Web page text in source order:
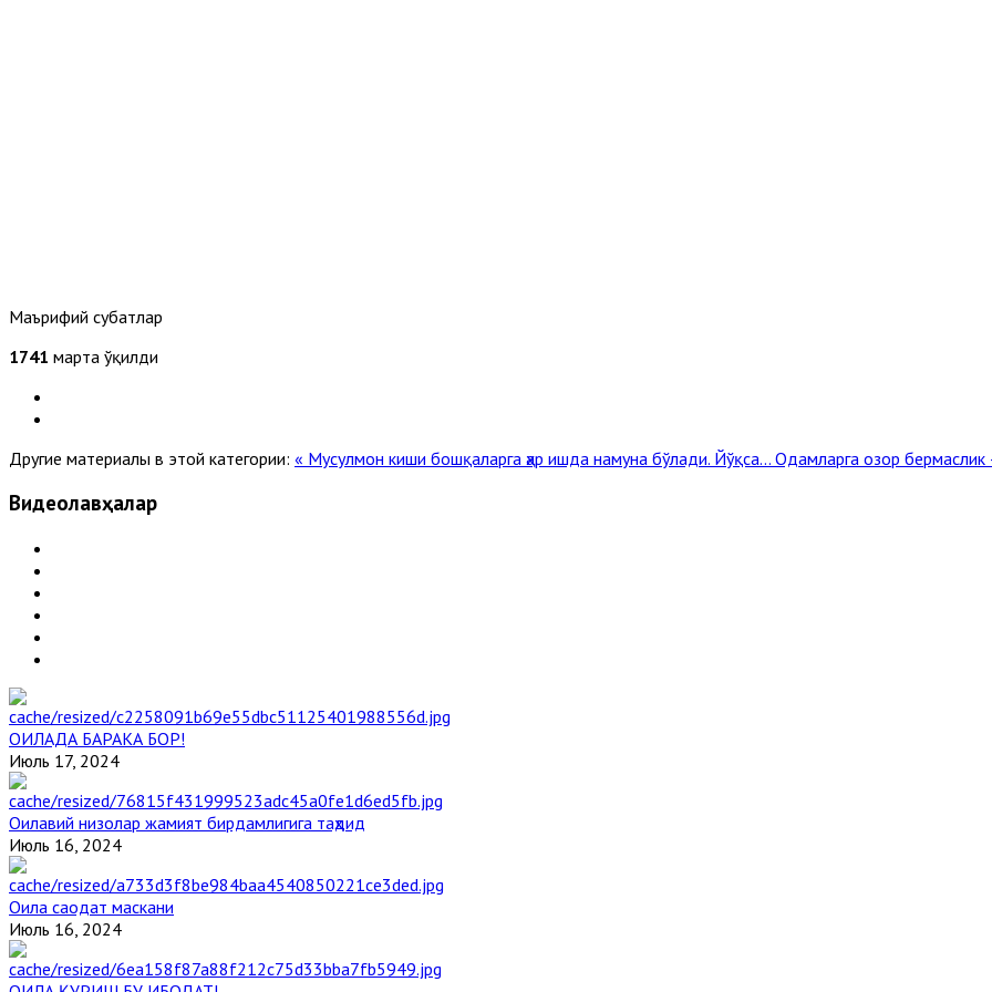
Маърифий суҳбатлар
1741 марта ўқилди
Другие материалы в этой категории: « Мусулмон киши бошқаларга ҳар ишда намуна бўлади. Йўқса... Одамларга озор
Видеолавҳалар
ОИЛАДА БАРАКА БОР!
Июль 17, 2024
Оилавий низолар жамият бирдамлигига таҳдид
Июль 16, 2024
Оила саодат маскани
Июль 16, 2024